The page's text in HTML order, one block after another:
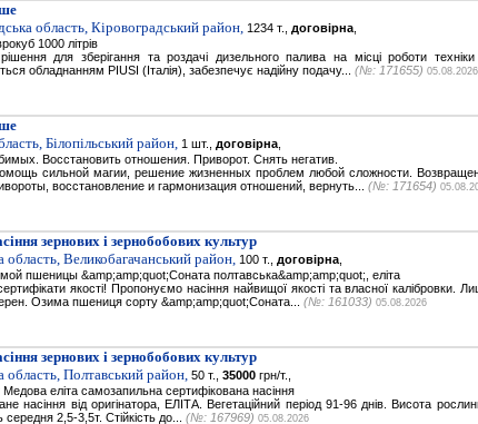
область, Кіровоградський район, 1234 т., договірна
1000 літрів
для зберігання та роздачі дизельного палива на місці роботи
обладнанням PIUSI (Італія), забезпечує надійну подачу... (№: 171655) 05.08.2026
Білопільський район, 1 шт., договірна
Восстановить отношения. Приворот. Снять негатив.
сильной магии, решение жизненных проблем любой сложности.
восстановление и гармонизация отношений, вернуть... (№: 171654)
зернових і зернобобових культур
область, Великобагачанський район, 100 т., договірна
пшеницы &amp;amp;quot;Соната полтавська&amp;amp;quot;, еліта
якості! Пропонуємо насіння найвищої якості та власної калібровки.
Озима пшениця сорту &amp;amp;quot;Соната... (№: 161033) 05.08.2026
зернових і зернобобових культур
область, Полтавський район, 50 т., 35000 грн/т.,
Медова еліта самозапильна сертифікована насіння
насіння від оригінатора, ЕЛІТА. Вегетаційний період 91-96 днів. Висота
середня 2,5-3,5т. Стійкість до... (№: 167969) 05.08.2026